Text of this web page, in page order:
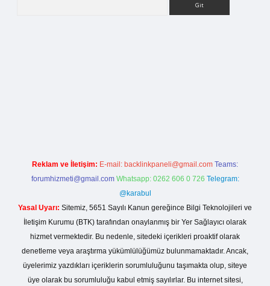
Reklam ve İletişim: E-mail: backlinkpaneli@gmail.com Teams:
forumhizmeti@gmail.com Whatsapp: 0262 606 0 726 Telegram:
@karabul
Yasal Uyarı: Sitemiz, 5651 Sayılı Kanun gereğince Bilgi Teknolojileri ve
İletişim Kurumu (BTK) tarafından onaylanmış bir Yer Sağlayıcı olarak
hizmet vermektedir. Bu nedenle, sitedeki içerikleri proaktif olarak
denetleme veya araştırma yükümlülüğümüz bulunmamaktadır. Ancak,
üyelerimiz yazdıkları içeriklerin sorumluluğunu taşımakta olup, siteye
üye olarak bu sorumluluğu kabul etmiş sayılırlar. Bu internet sitesi,